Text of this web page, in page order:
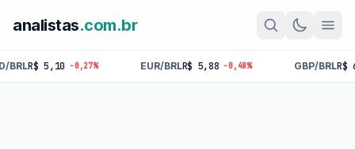
analistas.com.br
-0,27% EUR/BRL R$ 5,88 -0,48% GBP/BRL R$ 6,86 -0,33%